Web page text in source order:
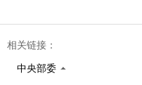
相关链接：
中央部委